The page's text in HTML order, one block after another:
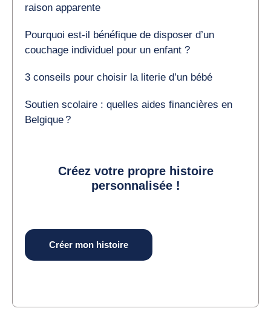
raison apparente
Pourquoi est-il bénéfique de disposer d’un
couchage individuel pour un enfant ?
3 conseils pour choisir la literie d’un bébé
Soutien scolaire : quelles aides financières en
Belgique ?
Créez votre propre histoire
personnalisée !
Créer mon histoire